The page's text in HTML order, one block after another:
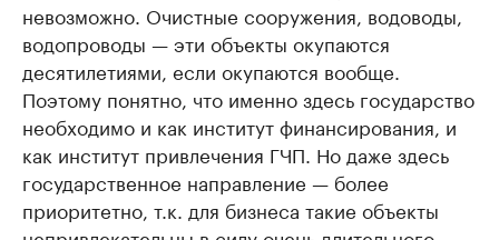
невозможно. Очистные сооружения, водоводы,
водопроводы — эти объекты окупаются
десятилетиями, если окупаются вообще.
Поэтому понятно, что именно здесь государство
необходимо и как институт финансирования, и
как институт привлечения ГЧП. Но даже здесь
государственное направление — более
приоритетно, т.к. для бизнеса такие объекты